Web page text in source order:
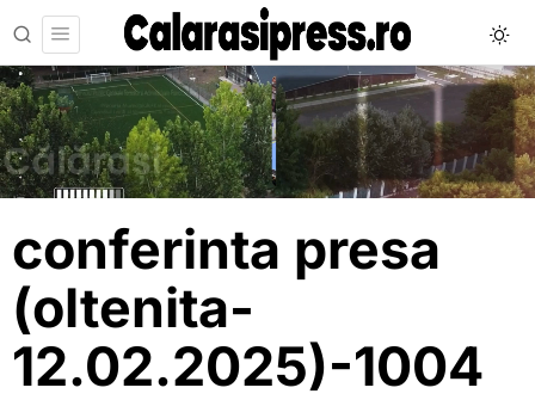
conferinta presa
(oltenita-
12.02.2025)-1004